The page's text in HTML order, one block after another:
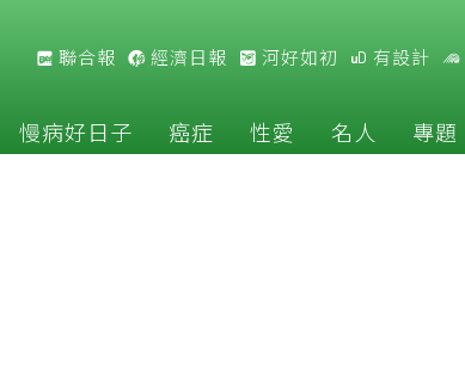
聯合報 經濟日報 河好如初 有設計
慢病好日子 癌症 性愛 名人 專題